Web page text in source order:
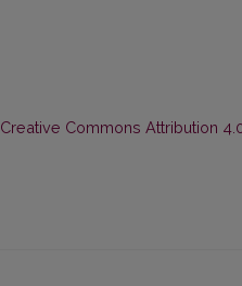
Creative Commons Attribution